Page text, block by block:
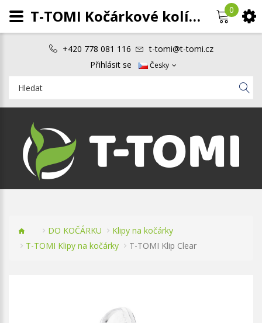
+420 778 081 116
t-tomi@t-tomi.cz
Přihlásit se
Česky
0
DO KOČÁRKU
Klipy na kočárky
T-TOMI Klipy na kočárky
T-TOMI Klip Clear
T-TOMI Kočárkové kolíčky Clear